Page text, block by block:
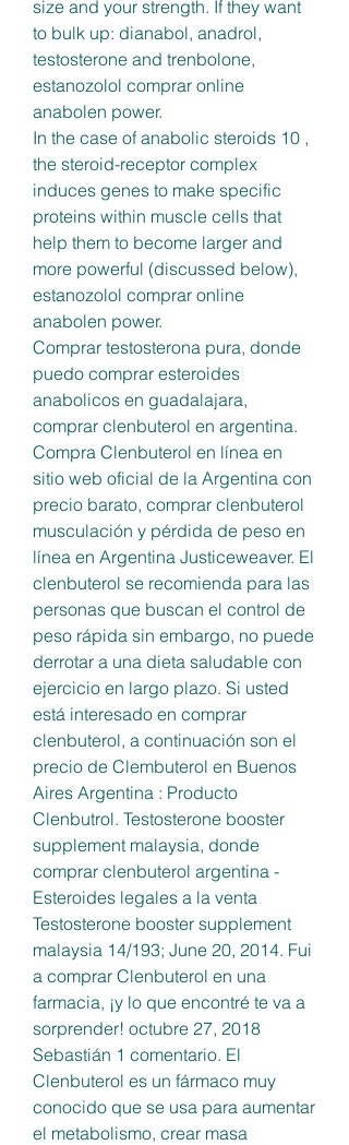
size and your strength. If they want
to bulk up: dianabol, anadrol,
testosterone and trenbolone,
estanozolol comprar online
anabolen power.
In the case of anabolic steroids 10 ,
the steroid-receptor complex
induces genes to make specific
proteins within muscle cells that
help them to become larger and
more powerful (discussed below),
estanozolol comprar online
anabolen power.
Comprar testosterona pura, donde
puedo comprar esteroides
anabolicos en guadalajara,
comprar clenbuterol en argentina.
Compra Clenbuterol en línea en
sitio web oficial de la Argentina con
precio barato, comprar clenbuterol
musculación y pérdida de peso en
línea en Argentina Justiceweaver. El
clenbuterol se recomienda para las
personas que buscan el control de
peso rápida sin embargo, no puede
derrotar a una dieta saludable con
ejercicio en largo plazo. Si usted
está interesado en comprar
clenbuterol, a continuación son el
precio de Clembuterol en Buenos
Aires Argentina : Producto
Clenbutrol. Testosterone booster
supplement malaysia, donde
comprar clenbuterol argentina -
Esteroides legales a la venta
Testosterone booster supplement
malaysia 14/193; June 20, 2014. Fui
a comprar Clenbuterol en una
farmacia, ¡y lo que encontré te va a
sorprender! octubre 27, 2018
Sebastián 1 comentario. El
Clenbuterol es un fármaco muy
conocido que se usa para aumentar
el metabolismo, crear masa